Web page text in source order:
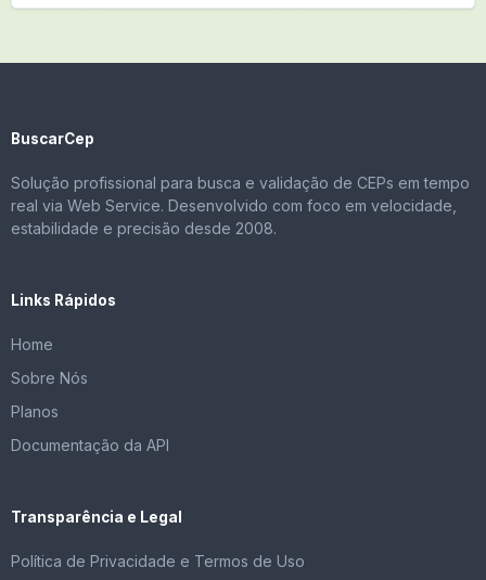
BuscarCep
Solução profissional para busca e validação de CEPs em tempo
real via Web Service. Desenvolvido com foco em velocidade,
estabilidade e precisão desde 2008.
Links Rápidos
Home
Sobre Nós
Planos
Documentação da API
Transparência e Legal
Política de Privacidade e Termos de Uso